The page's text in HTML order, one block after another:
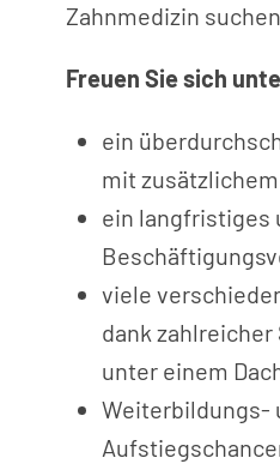
Zahnmedizin
Freuen Sie sich
ein
mit
ein langfristiges
viele
dank
unter einem
Weiterbildungs-